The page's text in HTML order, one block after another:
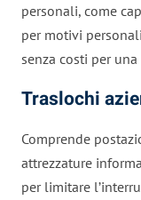
personali, come
per motivi
senza costi per
Traslochi
Comprende
attrezzature
per limitare